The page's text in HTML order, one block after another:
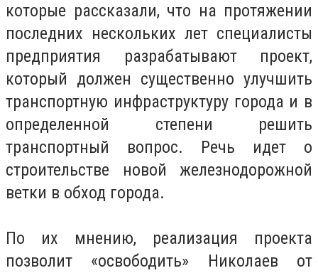
которые рассказали, что на протяжении
последних нескольких лет специалисты
предприятия разрабатывают проект,
который должен существенно улучшить
транспортную инфраструктуру города и в
определенной степени решить
транспортный вопрос. Речь идет о
строительстве новой железнодорожной
ветки в обход города.
По их мнению, реализация проекта
позволит «освободить» Николаев от